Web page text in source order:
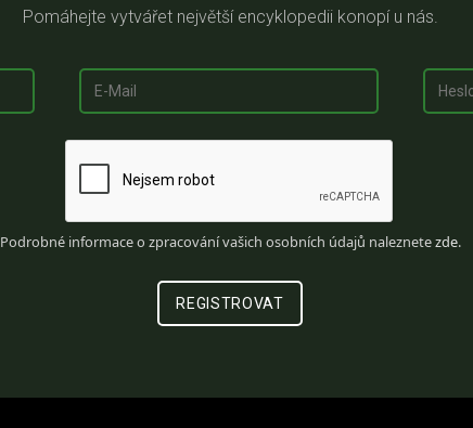
Pomáhejte vytvářet největší encyklopedii konopí u nás.
Podrobné informace o zpracování vašich osobních údajů naleznetezde.